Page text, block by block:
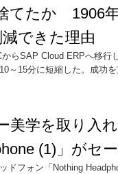
てたか 1906
できた理由
らSAP Cloud ERPへ移行
～15分に短縮した。成功
美学を取り入
(1)」がセ
ドフォン「Nothing